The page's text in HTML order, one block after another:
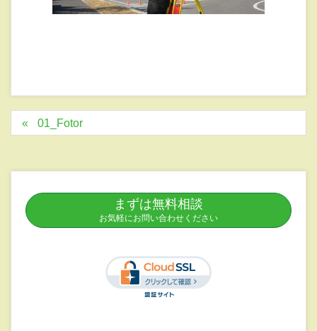
01_Fotor
まずは無料相談
お気軽にお問い合わせください